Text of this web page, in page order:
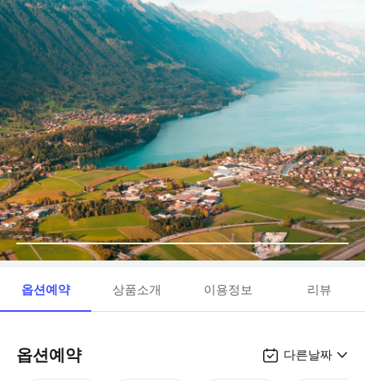
옵션예약 상품소개 이용정보 리뷰
옵션예약 다른날짜